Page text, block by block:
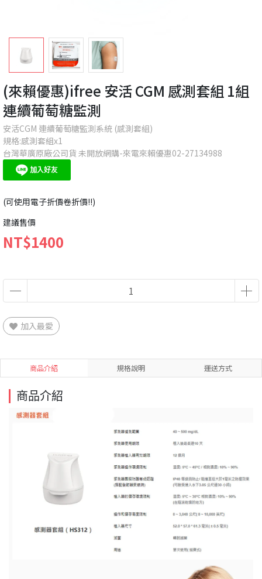
(來賴優惠)ifree 安活 CGM 感測套組 1組
連續葡萄糖監測
安活CGM 連續葡萄糖監測系統 (感測套組)
規格:感測套組x1
台灣華廣原廠公司貨 未開放網購-來電來賴優惠02-27134988
(可使用電子折價卷折價!!)
建議售價
NT$1400
加入最愛
商品介紹 規格說明 運送方式
商品介紹